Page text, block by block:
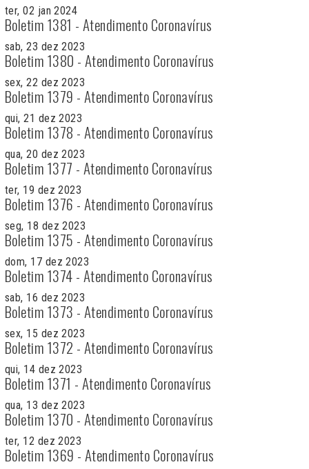
ter, 02 jan 2024
Boletim 1381 - Atendimento Coronavírus
sab, 23 dez 2023
Boletim 1380 - Atendimento Coronavírus
sex, 22 dez 2023
Boletim 1379 - Atendimento Coronavírus
qui, 21 dez 2023
Boletim 1378 - Atendimento Coronavírus
qua, 20 dez 2023
Boletim 1377 - Atendimento Coronavírus
ter, 19 dez 2023
Boletim 1376 - Atendimento Coronavírus
seg, 18 dez 2023
Boletim 1375 - Atendimento Coronavírus
dom, 17 dez 2023
Boletim 1374 - Atendimento Coronavírus
sab, 16 dez 2023
Boletim 1373 - Atendimento Coronavírus
sex, 15 dez 2023
Boletim 1372 - Atendimento Coronavírus
qui, 14 dez 2023
Boletim 1371 - Atendimento Coronavírus
qua, 13 dez 2023
Boletim 1370 - Atendimento Coronavírus
ter, 12 dez 2023
Boletim 1369 - Atendimento Coronavírus